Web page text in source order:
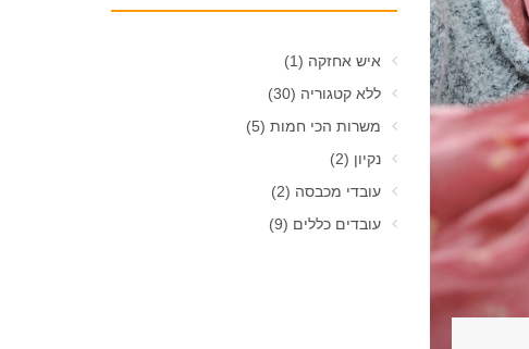
איש אחזקה (1)
ללא קטגוריה (30)
משרות הכי חמות (5)
נקיון (2)
עובדי מכבסה (2)
עובדים כללים (9)